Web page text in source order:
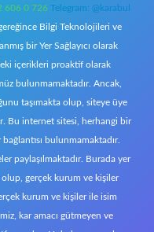
606 0 726 Telegram: @karabul
Bilgi Teknolojileri ve
bir Yer Sağlayıcı olarak
içerikleri proaktif olarak
bulunmamaktadır. Ancak,
taşımakta olup, siteye üye
Bu internet sitesi, herhangi bir
bulunmamaktadır.
paylaşılmaktadır. Burada yer
gerçek kurum ve kişiler
kurum ve kişiler ile isim
kar amacı gütmeyen ve